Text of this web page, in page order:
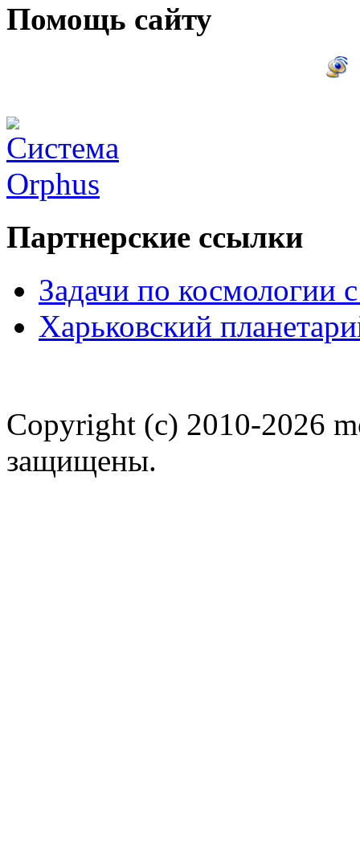
Помощь сайту
Партнерские ссылки
Задачи по космологии
Харьковский
Copyright (c) 2010-2026
защищены.